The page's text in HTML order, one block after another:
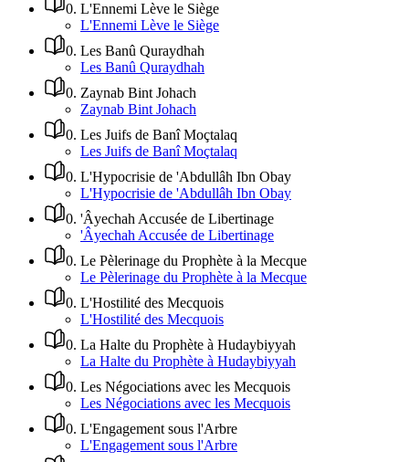
0. L'Ennemi Lève le Siège
L'Ennemi Lève le Siège
0. Les Banû Quraydhah
Les Banû Quraydhah
0. Zaynab Bint Johach
Zaynab Bint Johach
0. Les Juifs de Banî Moçtalaq
Les Juifs de Banî Moçtalaq
0. L'Hypocrisie de 'Abdullâh Ibn Obay
L'Hypocrisie de 'Abdullâh Ibn Obay
0. 'Âyechah Accusée de Libertinage
'Âyechah Accusée de Libertinage
0. Le Pèlerinage du Prophète à la Mecque
Le Pèlerinage du Prophète à la Mecque
0. L'Hostilité des Mecquois
L'Hostilité des Mecquois
0. La Halte du Prophète à Hudaybiyyah
La Halte du Prophète à Hudaybiyyah
0. Les Négociations avec les Mecquois
Les Négociations avec les Mecquois
0. L'Engagement sous l'Arbre
L'Engagement sous l'Arbre